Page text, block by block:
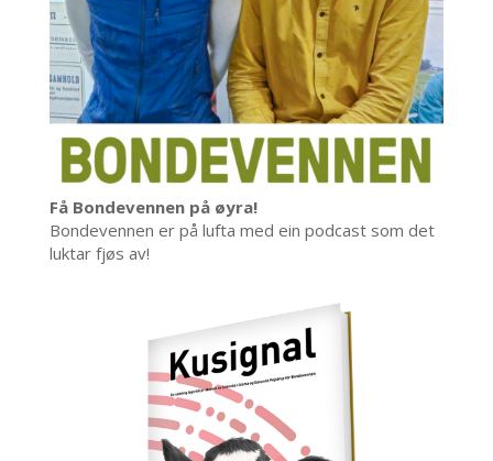
Få Bondevennen på øyra!
Bondevennen er på lufta med ein podcast som det
luktar fjøs av!